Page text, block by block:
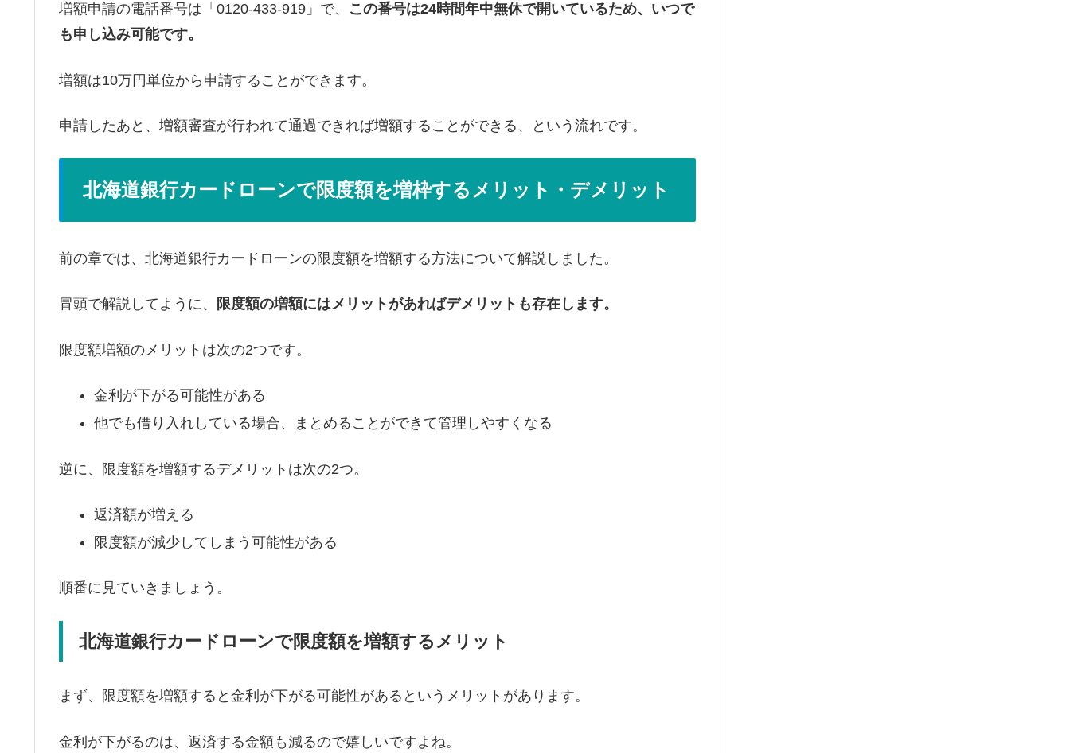
増額申請の電話番号は「0120-433-919」で、 この番号は24時間年中無休で開いているため、いつで
も申し込み可能です。
増額は10万円単位から申請することができます。
申請したあと、増額審査が行われて通過できれば増額することができる、という流れです。
北海道銀行カードローンで限度額を増枠するメリット・デメリット
前の章では、北海道銀行カードローンの限度額を増額する方法について解説しました。
冒頭で解説してように、 限度額の増額にはメリットがあればデメリットも存在します。
限度額増額のメリットは次の2つです。
金利が下がる可能性がある
他でも借り入れしている場合、まとめることができて管理しやすくなる
逆に、限度額を増額するデメリットは次の2つ。
返済額が増える
限度額が減少してしまう可能性がある
順番に見ていきましょう。
北海道銀行カードローンで限度額を増額するメリット
まず、限度額を増額すると金利が下がる可能性があるというメリットがあります。
金利が下がるのは、返済する金額も減るので嬉しいですよね。